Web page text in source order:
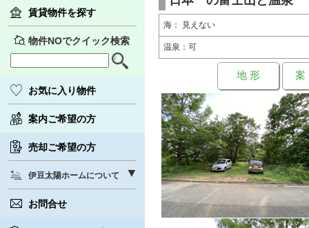
賃貸物件を探す
物件NOでクイック検索
お気に入り物件
案内ご希望の方
売却ご希望の方
伊豆太陽ホームについて
お問合せ
海： 見えない
温泉：可
地 形 案